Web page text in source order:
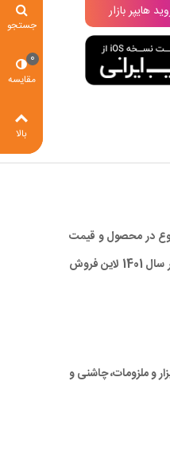
هایپر بازار
در محصول و قیمت
مناسب)، صرفه جویی در زمان و در نهایت کاهش ترددهای درون شهری، با ارائه کالاهای با کیفیت بالا و همچنین قیمتی مناسب و رقابتی ، با تجربه 28 سال کار فروشگاهی و پخش عمده کالا ، در سال 1401 لاین فروش
و ملزومات، چاشنی و
جستجو
مقایسه
0
بالا